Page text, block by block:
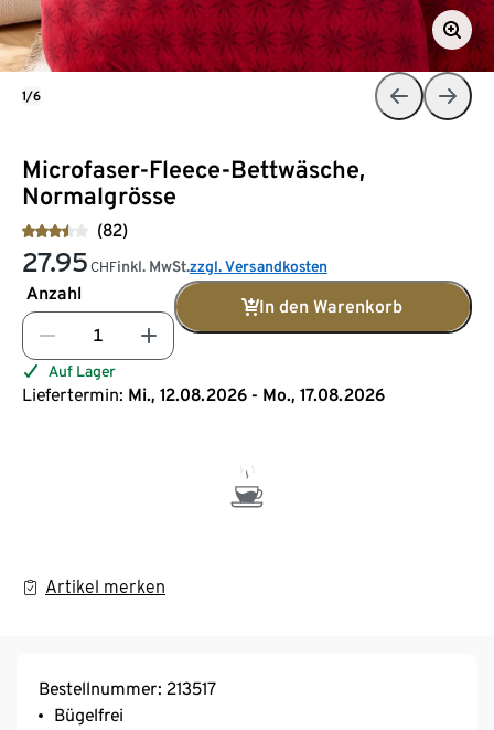
Microfaser-Fleece-Bettwäsche,
Normalgrösse
(82)
27.95 CHFinkl. MwSt.zzgl. Versandkosten
Anzahl
In den Warenkorb
Auf Lager
Liefertermin: Mi., 12.08.2026 - Mo., 17.08.2026
Artikel merken
1/6
Bestellnummer: 213517
Bügelfrei